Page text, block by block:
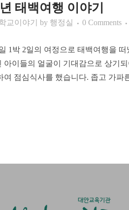
태백여행 이야기
교이야기 by 행정실 0 Comments
1박 2일의 여정으로 태백여행을
아이들의 얼굴이 기대감으로 상기
여 점심식사를 했습니다. 좁고 가파